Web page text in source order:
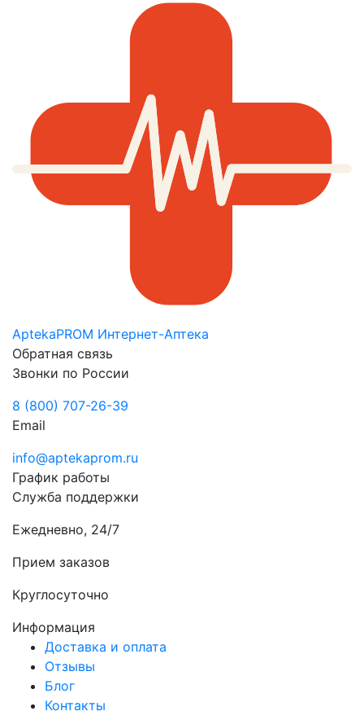
AptekaPROM Интернет-Аптека
Обратная связь
Звонки по России
8 (800) 707-26-39
Email
info@aptekaprom.ru
График работы
Служба поддержки
Ежедневно, 24/7
Прием заказов
Круглосуточно
Информация
Доставка и оплата
Отзывы
Блог
Контакты